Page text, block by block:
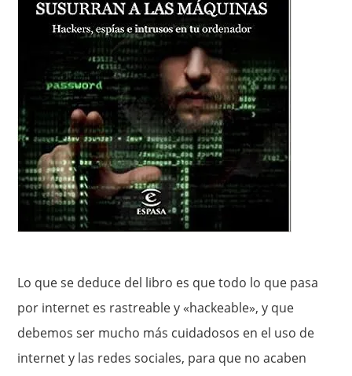
Lo que se deduce del libro es que todo lo que pasa
por internet es rastreable y «hackeable», y que
debemos ser mucho más cuidadosos en el uso de
internet y las redes sociales, para que no acaben